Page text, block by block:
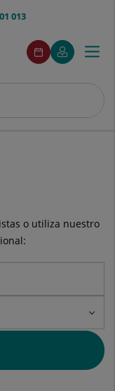
013
menuAcceso
Pedir
cita
Este
enlace
se
en
Mi
Quirónsalud
Este
enlace
se
en
ventana
Menú
o utiliza nuestro